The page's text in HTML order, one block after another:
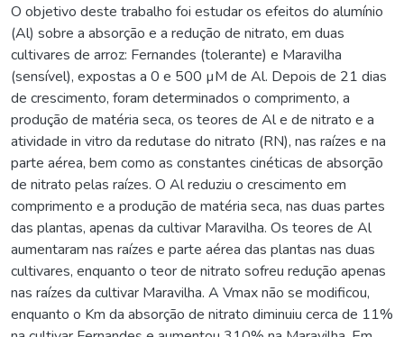
O objetivo deste trabalho foi estudar os efeitos do alumínio
(Al) sobre a absorção e a redução de nitrato, em duas
cultivares de arroz: Fernandes (tolerante) e Maravilha
(sensível), expostas a 0 e 500 µM de Al. Depois de 21 dias
de crescimento, foram determinados o comprimento, a
produção de matéria seca, os teores de Al e de nitrato e a
atividade in vitro da redutase do nitrato (RN), nas raízes e na
parte aérea, bem como as constantes cinéticas de absorção
de nitrato pelas raízes. O Al reduziu o crescimento em
comprimento e a produção de matéria seca, nas duas partes
das plantas, apenas da cultivar Maravilha. Os teores de Al
aumentaram nas raízes e parte aérea das plantas nas duas
cultivares, enquanto o teor de nitrato sofreu redução apenas
nas raízes da cultivar Maravilha. A Vmax não se modificou,
enquanto o Km da absorção de nitrato diminuiu cerca de 11%